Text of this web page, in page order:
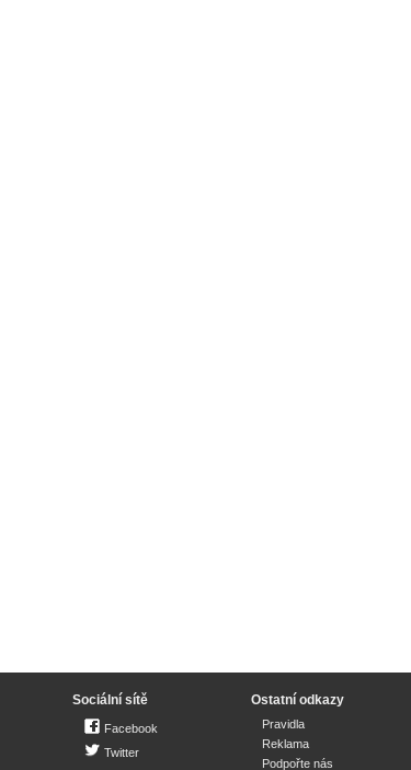
Sociální sítě
Facebook
Twitter
Ostatní odkazy
Pravidla
Reklama
Podpořte nás